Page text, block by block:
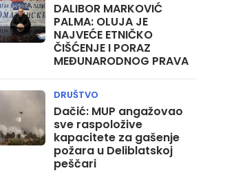
DALIBOR MARKOVIĆ
PALMA: OLUJA JE
NAJVEĆE ETNIČKO
ČIŠĆENJE I PORAZ
MEĐUNARODNOG PRAVA
Dačić: MUP angažovao
sve raspoložive
kapacitete za gašenje
požara u Deliblatskoj
peščari
DRUŠTVO